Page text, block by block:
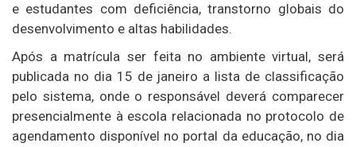
e estudantes com deficiência, transtorno globais do
desenvolvimento e altas habilidades.
Após a matrícula ser feita no ambiente virtual, será
publicada no dia 15 de janeiro a lista de classificação
pelo sistema, onde o responsável deverá comparecer
presencialmente à escola relacionada no protocolo de
agendamento disponível no portal da educação, no dia